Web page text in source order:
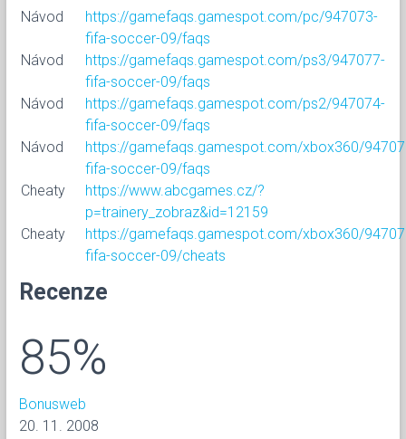
Návod
https://gamefaqs.gamespot.com/pc/947073-
fifa-soccer-09/faqs
Návod
https://gamefaqs.gamespot.com/ps3/947077-
fifa-soccer-09/faqs
Návod
https://gamefaqs.gamespot.com/ps2/947074-
fifa-soccer-09/faqs
Návod
https://gamefaqs.gamespot.com/xbox360/
fifa-soccer-09/faqs
Cheaty
https://www.abcgames.cz/?
p=trainery_zobraz&id=12159
Cheaty
https://gamefaqs.gamespot.com/xbox360/
fifa-soccer-09/cheats
Recenze
85%
Bonusweb
20. 11. 2008